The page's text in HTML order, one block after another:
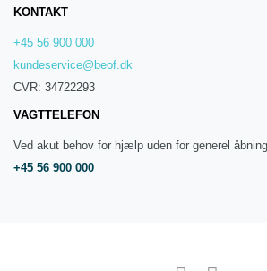
KONTAKT
+45 56 900 000
kundeservice@beof.dk
CVR: 34722293
VAGTTELEFON
Ved akut behov for hjælp uden for generel
+45 56 900 000